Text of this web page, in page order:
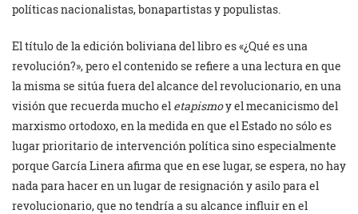
políticas nacionalistas, bonapartistas y populistas.
El título de la edición boliviana del libro es «¿Qué es una
revolución?», pero el contenido se refiere a una lectura en que
la misma se sitúa fuera del alcance del revolucionario, en una
visión que recuerda mucho el etapismoy el mecanicismo del
marxismo ortodoxo, en la medida en que el Estado no sólo es
lugar prioritario de intervención política sino especialmente
porque García Linera afirma que en ese lugar, se espera, no hay
nada para hacer en un lugar de resignación y asilo para el
revolucionario, que no tendría a su alcance influir en el